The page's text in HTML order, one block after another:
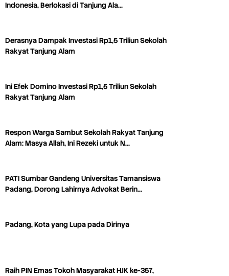
Indonesia, Berlokasi di Tanjung Ala…
Derasnya Dampak Investasi Rp1,5 Triliun Sekolah
Rakyat Tanjung Alam
Ini Efek Domino Investasi Rp1,5 Triliun Sekolah
Rakyat Tanjung Alam
Respon Warga Sambut Sekolah Rakyat Tanjung
Alam: Masya Allah, Ini Rezeki untuk N…
PATI Sumbar Gandeng Universitas Tamansiswa
Padang, Dorong Lahirnya Advokat Berin…
Padang, Kota yang Lupa pada Dirinya
Raih PIN Emas Tokoh Masyarakat HJK ke-357,